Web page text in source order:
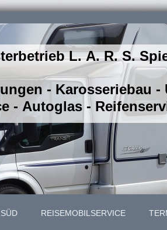
L. A. R. S.
- Karosseriebau
- Autoglas -
REISEMOBILSERVICE